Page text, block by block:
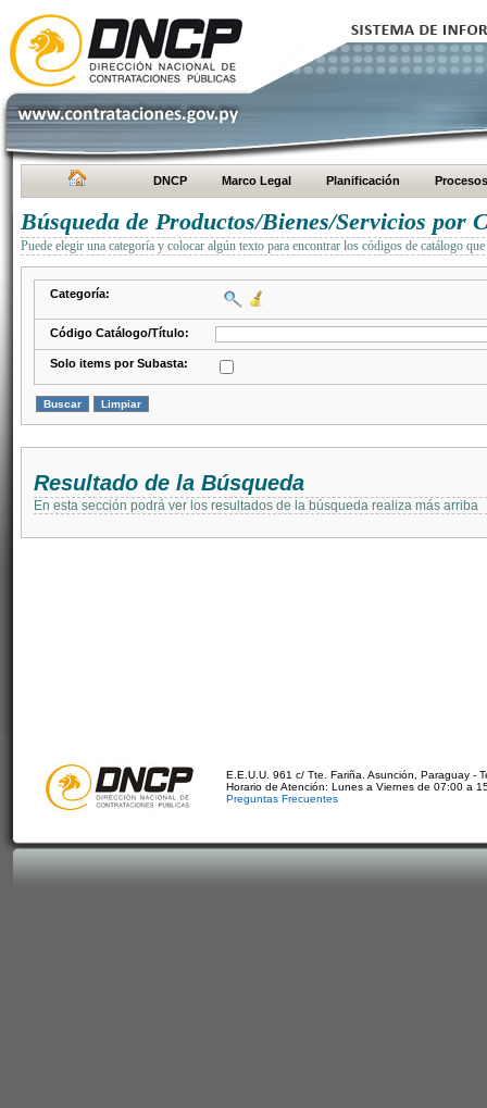
DNCP Marco Legal Planificación Procesos
Búsqueda de Productos/Bienes/Servicios por
Puede elegir una categoría y colocar algún texto para encontrar los códigos de catálogo
Categoría:
Código Catálogo/Título:
Solo items por Subasta:
Resultado de la Búsqueda
En esta sección podrá ver los resultados de la búsqueda realiza más arriba
E.E.U.U. 961 c/ Tte. Fariña. Asunción, Paraguay -
Horario de Atención: Lunes a Viernes de 07:00 a
Preguntas Frecuentes